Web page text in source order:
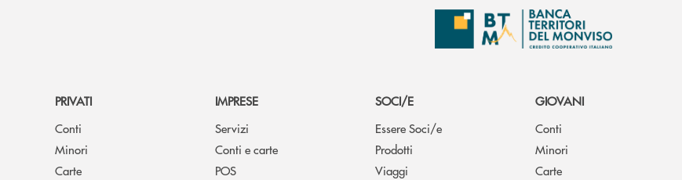
PRIVATI
Conti
Minori
Carte
IMPRESE
Servizi
Conti e carte
POS
SOCI/E
Essere Soci/e
Prodotti
Viaggi
GIOVANI
Conti
Minori
Carte